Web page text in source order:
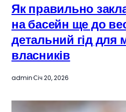
Як правильно
на басейн ще до
детальний гід для
власників
admin·Січ 20, 2026